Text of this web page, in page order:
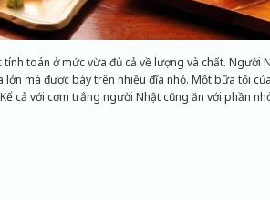
toán ở mức vừa đủ cả về lượng và chất. Người
mà được bày trên nhiều đĩa nhỏ. Một bữa tối
cả với cơm trắng người Nhật cũng ăn với phần